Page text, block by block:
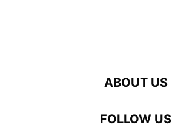
ABOUT US
FOLLOW US